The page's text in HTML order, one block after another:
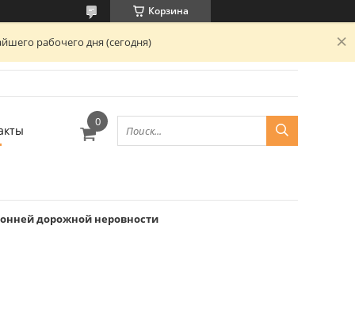
Корзина
рабочего дня (сегодня)
дорожной неровности